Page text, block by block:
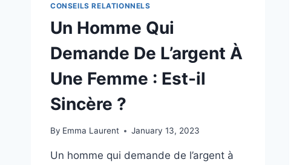
CONSEILS RELATIONNELS
Un Homme Qui
Demande De L’argent À
Une Femme : Est-il
Sincère ?
By Emma Laurent January 13, 2023
Un homme qui demande de l’argent à